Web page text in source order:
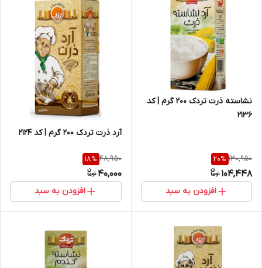
نشاسته ذرت تردک 200 گرم | کد
2136
130,950
20%
104,448
افزودن به سبد
آرد ذرت تردک 200 گرم | کد 2124
48,950
18%
40,000
افزودن به سبد